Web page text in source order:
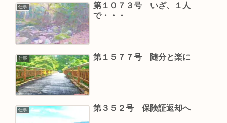
仕事
第１０７３号 いざ、１人
で・・・
仕事 第１５７７号 随分と楽に
仕事 第３５２号 保険証返却へ